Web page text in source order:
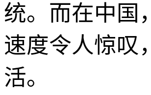
统。而在中国
速度令人惊叹
活。